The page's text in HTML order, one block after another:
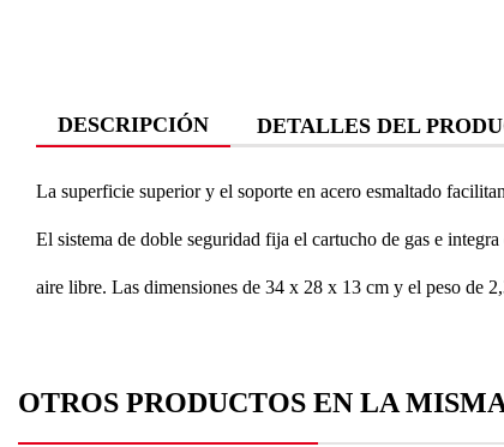
DESCRIPCIÓN DETALLES DEL
La superficie superior y el soporte en acero esmaltado
El sistema de doble seguridad fija el cartucho de gas e
aire libre. Las dimensiones de 34 x 28 x 13 cm y el peso de
OTROS PRODUCTOS EN LA